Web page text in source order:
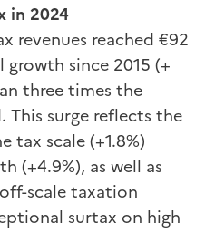
in 2024
revenues reached €92
since 2015 (+
three times the
This surge reflects the
scale (+1.8%)
(+4.9%), as well as
scale taxation
surtax on high